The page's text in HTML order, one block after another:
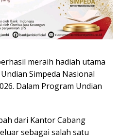
meraih hadiah utama
Simpeda Nasional
Dalam Program Undian
dari Kantor Cabang
sebagai salah satu